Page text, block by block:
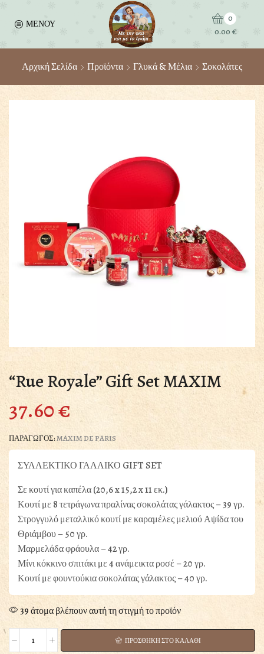
ΜΕΝΟΥ
0
0.00€
Αρχική Σελίδα Προϊόντα Γλυκά & Μέλια Σοκολάτες
“Rue Royale” Gift Set MAXIM
37.60€
ΠΑΡΑΓΩΓΟΣ:MAXIM DE PARIS
ΣΥΛΛΕΚΤΙΚΟ ΓΑΛΛΙΚΟ GIFT SET
Σε κουτί για καπέλα (20,6 x 15,2 x 11 εκ.)
Κουτί με 8 τετράγωνα πραλίνας σοκολάτας γάλακτος – 39 γρ.
Στρογγυλό μεταλλικό κουτί με καραμέλες μελιού Αψίδα του
Θριάμβου – 50 γρ.
Μαρμελάδα φράουλα – 42 γρ.
Μίνι κόκκινο σπιτάκι με 4 ανάμεικτα ροσέ – 20 γρ.
Κουτί με φουντούκια σοκολάτας γάλακτος – 40 γρ.
39 άτομα βλέπουν αυτή τη στιγμή το προϊόν
“Rue
ΠΡΟΣΘΗΚΗ ΣΤΟ ΚΑΛΑΘΙ